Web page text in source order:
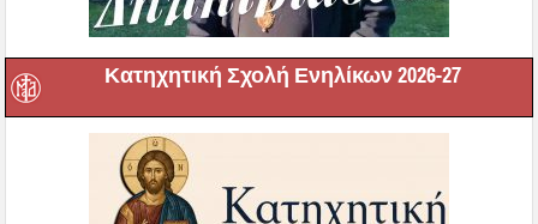
Κατηχητική Σχολή Ενηλίκων 2026-27